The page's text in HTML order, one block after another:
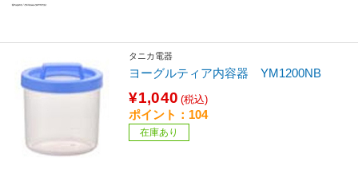
タニカ電器
ヨーグルティア内容器 YM1200NB
¥1,040 (税込)
ポイント：104
在庫あり